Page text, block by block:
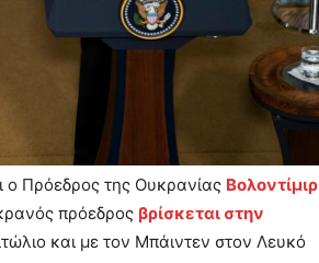
ο Πρόεδρος της Ουκρανίας Βολοντίμιρ
πρόεδρος βρίσκεται στην
και με τον Μπάιντεν στον Λευκό